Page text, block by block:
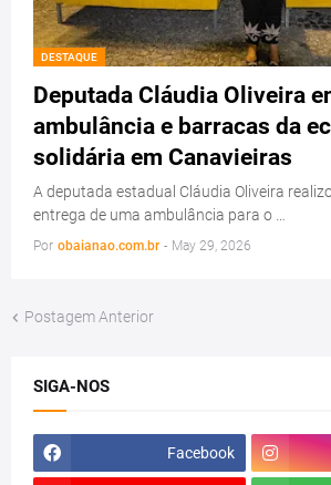
DESTAQUE
Deputada Cláudia Oliveira
ambulância e barracas da
solidária em Canavieiras
A deputada estadual Cláudia Oliveira
entrega de uma ambulância para o …
Por obaianao.com.br - May 29, 2026
Postagem Anterior
SIGA-NOS
Facebook